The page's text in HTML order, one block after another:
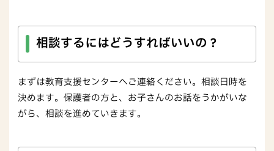
相談するにはどうすればいいの？
まずは教育支援センターへご連絡ください。相談日時を
決めます。保護者の方と、お子さんのお話をうかがいな
がら、相談を進めていきます。